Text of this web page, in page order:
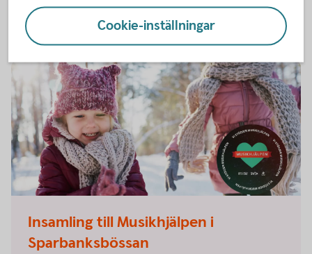
Insamling till Musikhjälpen i
Sparbanksbössan
Cookie-inställningar